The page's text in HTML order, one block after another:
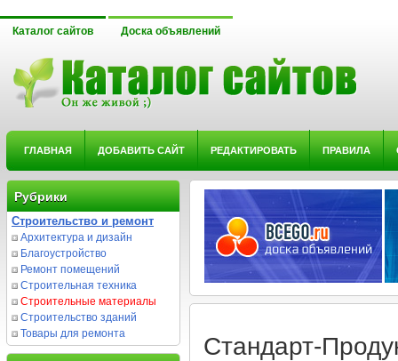
Каталог сайтов Доска объявлений
ГЛАВНАЯ ДОБАВИТЬ САЙТ РЕДАКТИРОВАТЬ ПРАВИЛА
Рубрики
Строительство и ремонт
Архитектура и дизайн
Благоустройство
Ремонт помещений
Строительная техника
Строительные материалы
Строительство зданий
Товары для ремонта
Стандарт-